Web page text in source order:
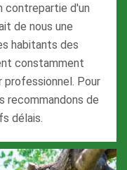
contrepartie d'un
de nous une
habitants des
constamment
professionnel. Pour
recommandons de
délais.